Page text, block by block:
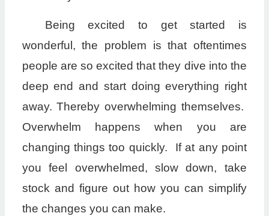
Being excited to get started is
wonderful, the problem is that oftentimes
people are so excited that they dive into the
deep end and start doing everything right
away. Thereby overwhelming themselves.
Overwhelm happens when you are
changing things too quickly. If at any point
you feel overwhelmed, slow down, take
stock and figure out how you can simplify
the changes you can make.